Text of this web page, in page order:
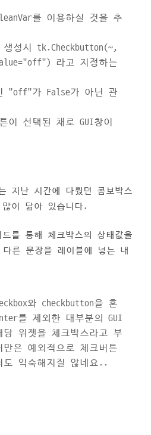
를 이용하실 것을 추
성시 tk.Checkbutton(~,
라고 지정하는
"off"가 False가 아닌 관
이 선택된 채로 GUI창이
지난 시간에 다뤘던 콤보박스
이 닮아 있습니다.
를 통해 체크박스의 상태값을
른 문장을 레이블에 넣는 내
와 checkbutton을 혼
를 제외한 대부분의 GUI
당 위젯을 체크박스라고 부
은 예외적으로 체크버튼
익숙해지질 않네요..